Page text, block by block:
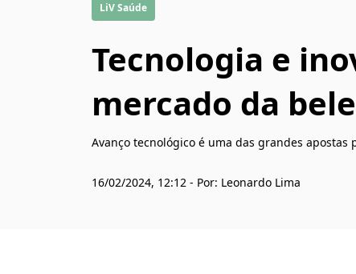
LiV Saúde
Tecnologia e
mercado da
Avanço tecnológico é uma das grandes apostas
16/02/2024, 12:12 - Por: Leonardo Lima